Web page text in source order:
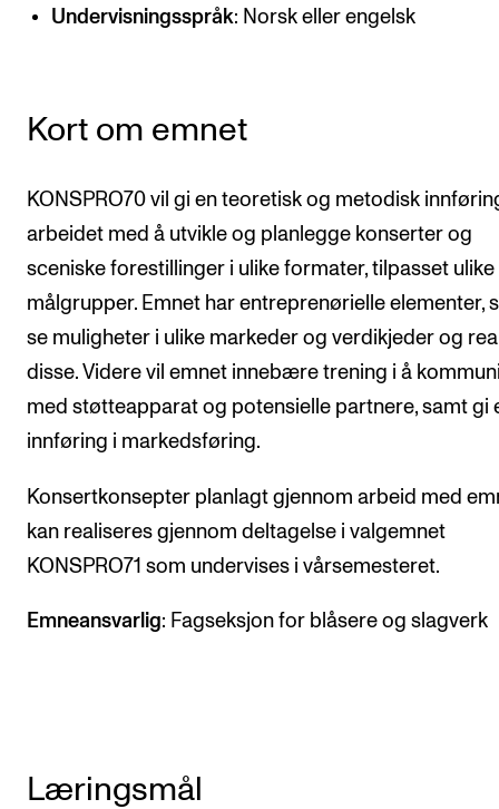
INTERNASJONALT
Utveksling
Internasjonal strategi
Samarbeidsprosjekter
Nettverk
Arrangementer og konserter
Finn ansatte
Undervisningsspråk: Norsk eller engelsk
Kort om emnet
KONSPRO70 vil gi en teoretisk og metodisk
arbeidet med å utvikle og planlegge konserter og
sceniske forestillinger i ulike formater, tilpasset ulike
målgrupper. Emnet har entreprenørielle elementer,
se muligheter i ulike markeder og verdikjeder og
disse. Videre vil emnet innebære trening i å
med støtteapparat og potensielle partnere, samt gi
innføring i markedsføring.
Konsertkonsepter planlagt gjennom arbeid med
kan realiseres gjennom deltagelse i valgemnet
KONSPRO71 som undervises i vårsemesteret.
Emneansvarlig: Fagseksjon for blåsere og slagverk
Læringsmål